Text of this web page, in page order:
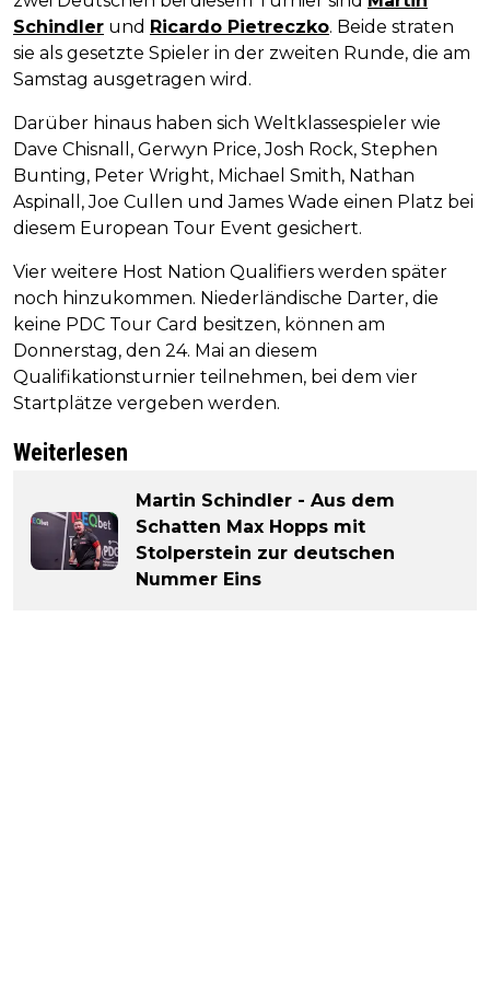
Schindler und Ricardo Pietreczko. Beide straten
sie als gesetzte Spieler in der zweiten Runde, die am
Samstag ausgetragen wird.
Darüber hinaus haben sich Weltklassespieler wie
Dave Chisnall, Gerwyn Price, Josh Rock, Stephen
Bunting, Peter Wright, Michael Smith, Nathan
Aspinall, Joe Cullen und James Wade einen Platz bei
diesem European Tour Event gesichert.
Vier weitere Host Nation Qualifiers werden später
noch hinzukommen. Niederländische Darter, die
keine PDC Tour Card besitzen, können am
Donnerstag, den 24. Mai an diesem
Qualifikationsturnier teilnehmen, bei dem vier
Startplätze vergeben werden.
Weiterlesen
Martin Schindler - Aus dem
Schatten Max Hopps mit
Stolperstein zur deutschen
Nummer Eins